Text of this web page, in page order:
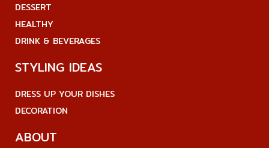
DESSERT
HEALTHY
DRINK & BEVERAGES
STYLING IDEAS
DRESS UP YOUR DISHES
DECORATION
ABOUT